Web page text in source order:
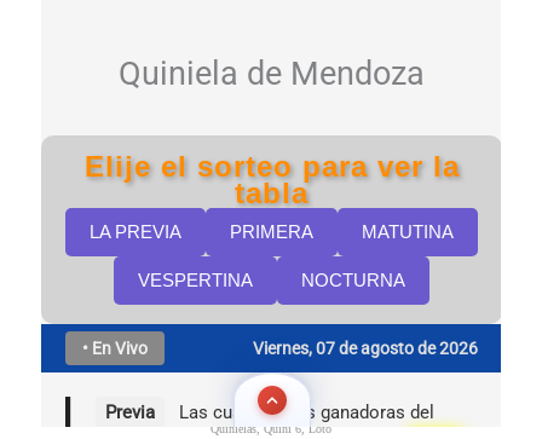
Quinielas, Quini 6, Loto